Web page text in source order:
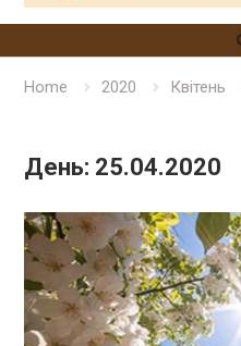
Home 2020 Квітень
День: 25.04.2020